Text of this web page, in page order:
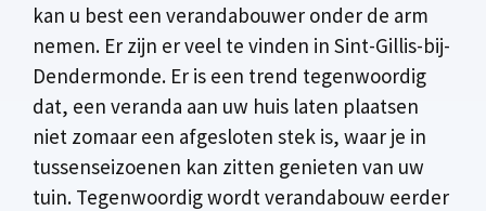
kan u best een verandabouwer onder de arm
nemen. Er zijn er veel te vinden in Sint-Gillis-bij-
Dendermonde. Er is een trend tegenwoordig
dat, een veranda aan uw huis laten plaatsen
niet zomaar een afgesloten stek is, waar je in
tussenseizoenen kan zitten genieten van uw
tuin. Tegenwoordig wordt verandabouw eerder